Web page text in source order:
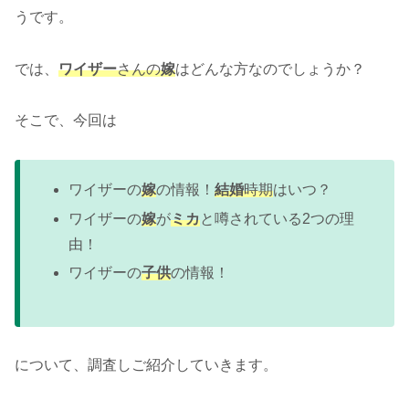
うです。
では、 ワイザーさんの嫁はどんな方なのでしょうか？
そこで、今回は
ワイザーの嫁の情報！結婚時期はいつ？
ワイザーの嫁がミカと噂されている2つの理
由！
ワイザーの子供の情報！
について、調査しご紹介していきます。